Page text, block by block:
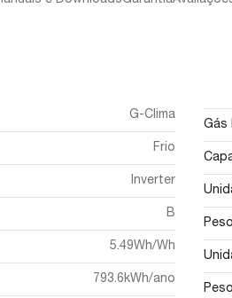
G-Clima
Frio
Inverter
B
5.49Wh/Wh
793.6kWh/ano
Gás